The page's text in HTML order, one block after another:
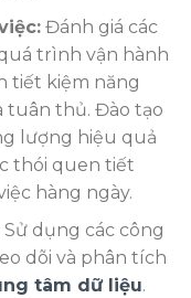
Đánh giá các
trình vận hành
tiết kiệm năng
tuân thủ. Đào tạo
lượng hiệu quả
thói quen tiết
hàng ngày.
Sử dụng các công
dõi và phân tích
tâm dữ liệu.